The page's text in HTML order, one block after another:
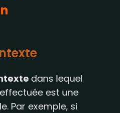
dans lequel
est une
Par exemple, si